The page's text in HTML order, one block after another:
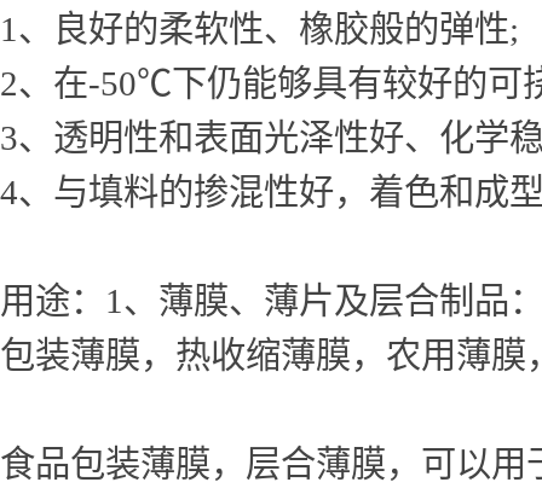
1、良好的柔软性、橡胶般的弹性;
2、在-50℃下仍能够具有较好的可
3、透明性和表面光泽性好、化学
4、与填料的掺混性好，着色和成
用途：1、薄膜、薄片及层合制品
包装薄膜，热收缩薄膜，农用薄膜
食品包装薄膜，层合薄膜，可以